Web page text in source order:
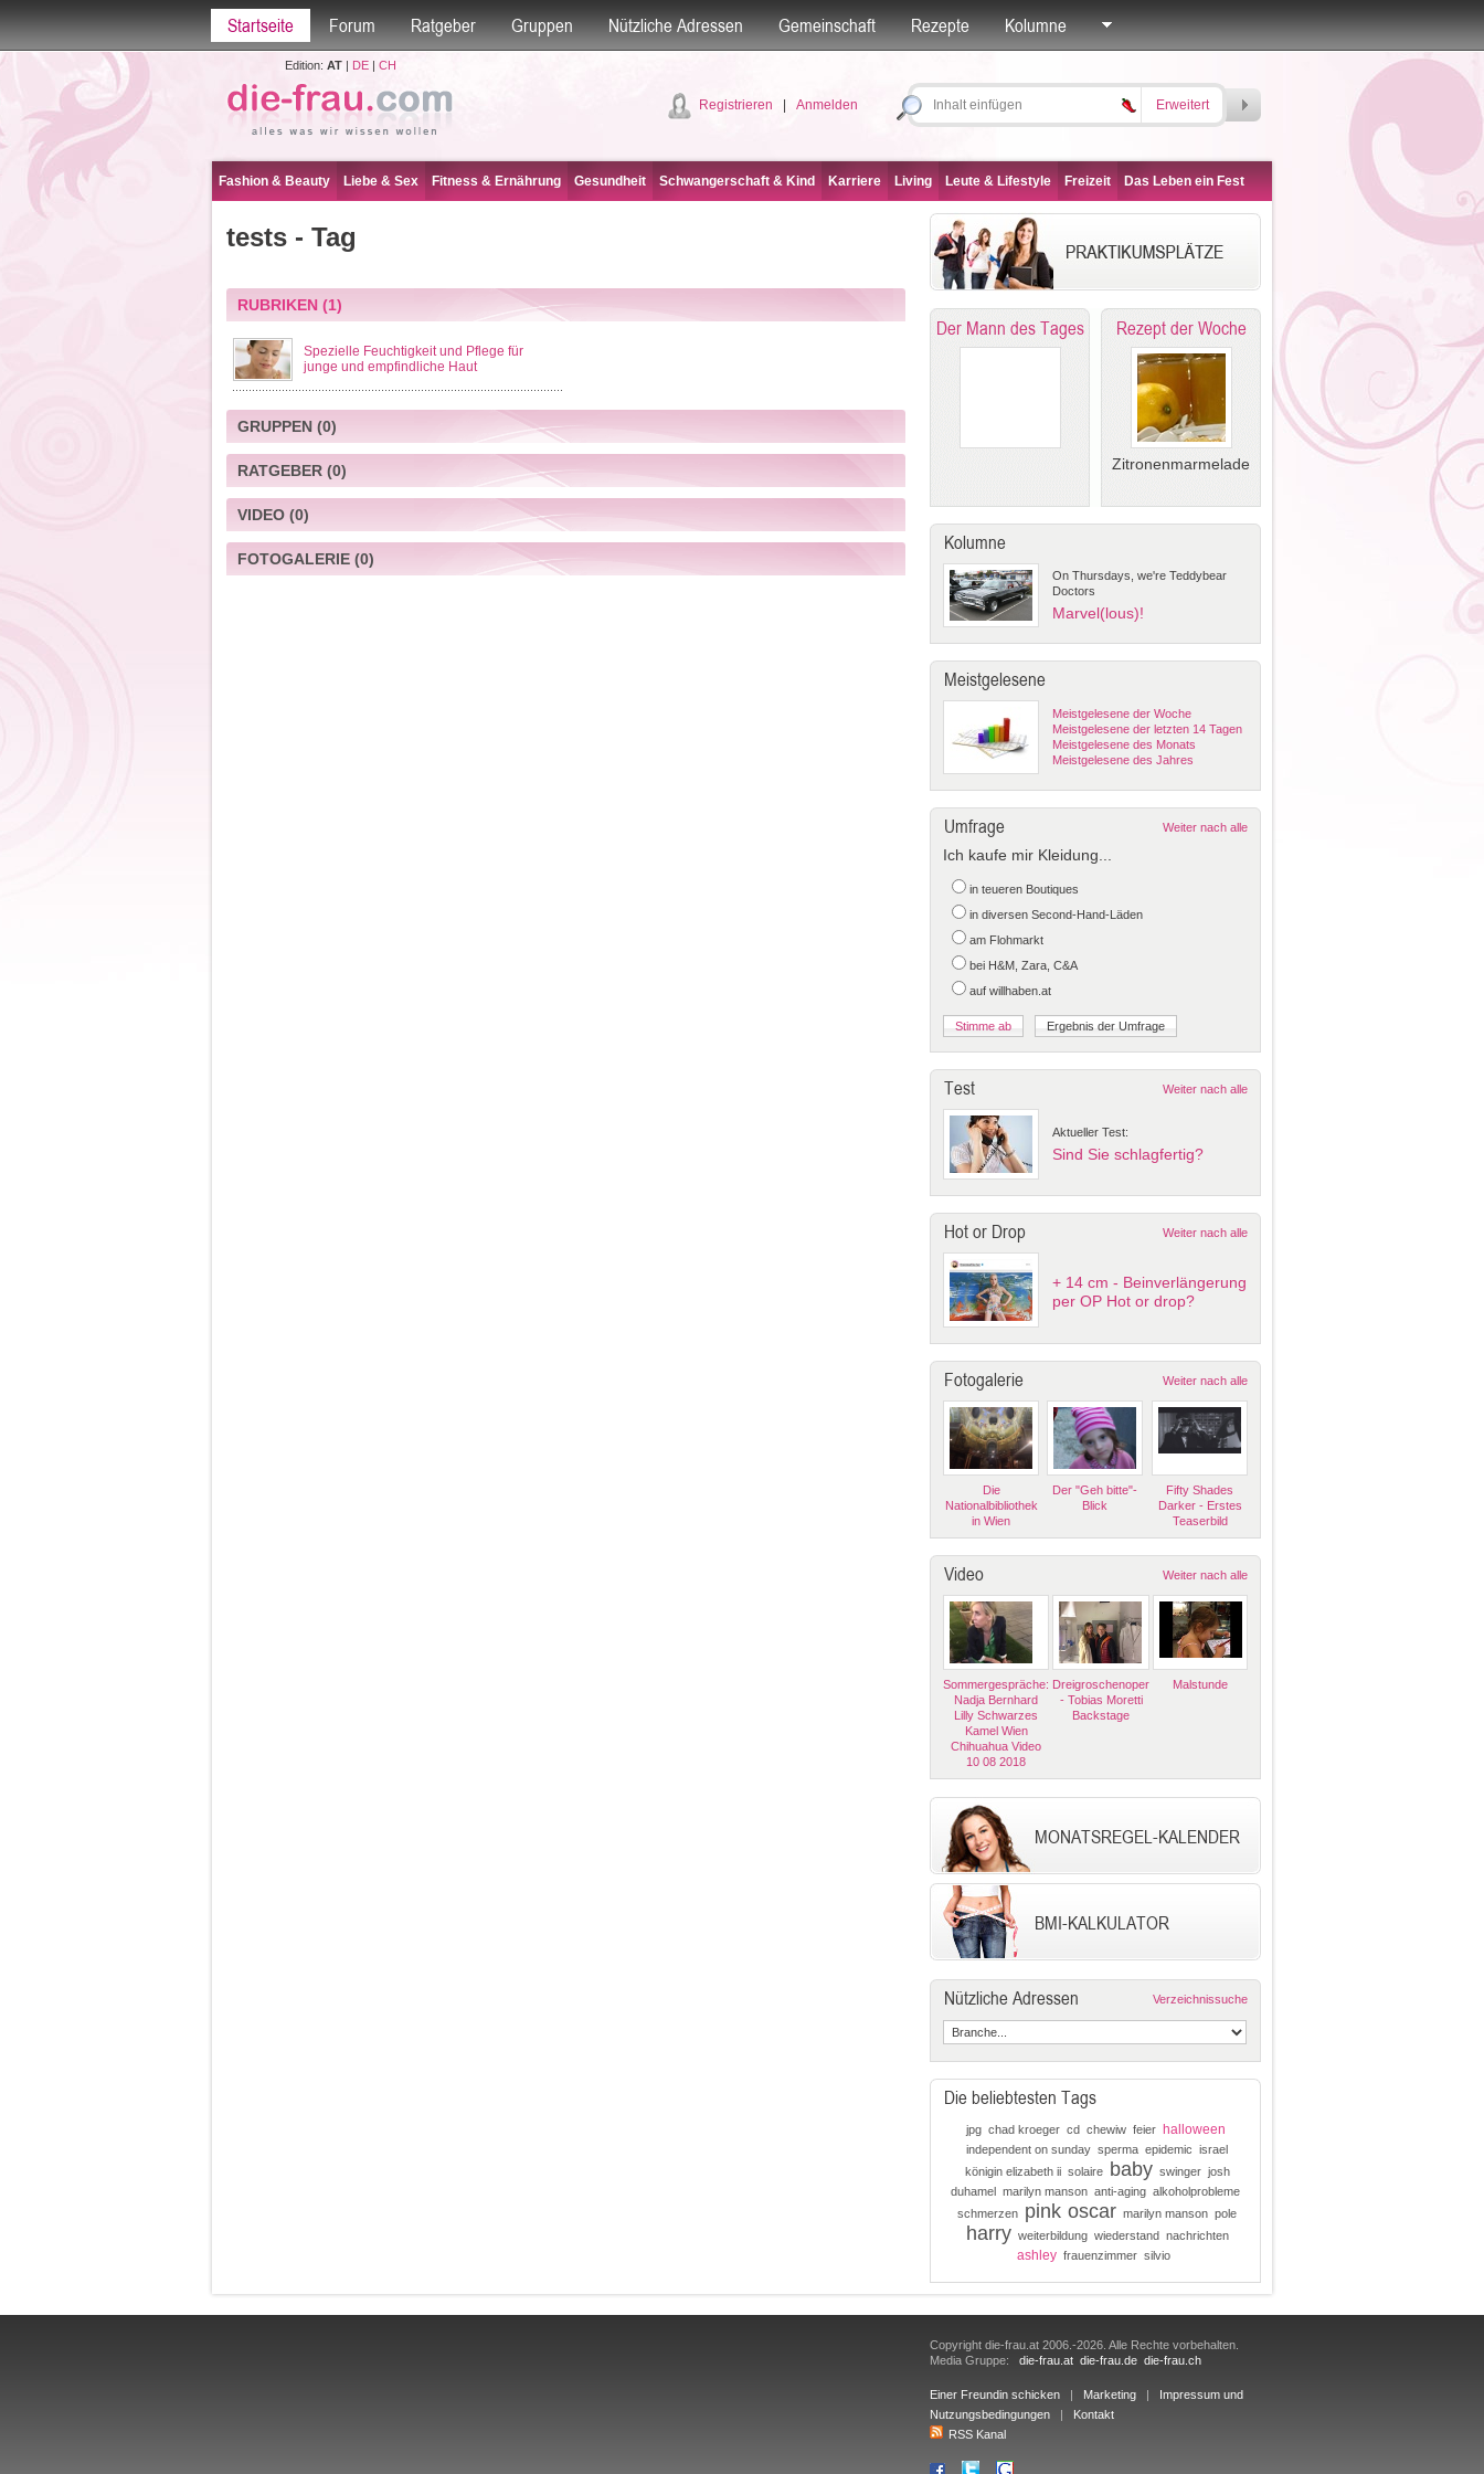
Startseite Forum Ratgeber Gruppen Nützliche Adressen Gemeinschaft Rezepte Kolumne
Edition: AT| DE| CH
Registrieren Anmelden Erweitert
Fashion & Beauty Liebe & Sex Fitness & Ernährung Gesundheit Schwangerschaft & Kind Karriere Living Leute & Lifestyle Freizeit Das Leben ein Fest
tests - Tag
RUBRIKEN(1)
Spezielle Feuchtigkeit und Pflege für
junge und empfindliche Haut
GRUPPEN(0)
RATGEBER(0)
VIDEO(0)
FOTOGALERIE(0)
Der Mann des Tages Rezept der Woche
Zitronenmarmelade
Kolumne
On Thursdays, we're Teddybear
Doctors
Marvel(lous)!
Meistgelesene
Meistgelesene der Woche
Meistgelesene der letzten 14 Tagen
Meistgelesene des Monats
Meistgelesene des Jahres
Umfrage Weiter nach alle
Ich kaufe mir Kleidung...
in teueren Boutiques
in diversen Second-Hand-Läden
am Flohmarkt
bei H&M, Zara, C&A
auf willhaben.at
Test Weiter nach alle
Aktueller Test:
Sind Sie schlagfertig?
Hot or Drop Weiter nach alle
+ 14 cm - Beinverlängerung
per OP Hot or drop?
Fotogalerie Weiter nach alle
Die
Nationalbibliothek
in Wien
Der "Geh bitte"-
Blick
Fifty Shades
Darker - Erstes
Teaserbild
Video Weiter nach alle
Sommergespräche:
Nadja Bernhard
Lilly Schwarzes
Kamel Wien
Chihuahua Video
10 08 2018
Dreigroschenoper
- Tobias Moretti
Backstage
Malstunde
MONATSREGEL-KALENDER
BMI-KALKULATOR
Nützliche Adressen Verzeichnissuche
Die beliebtesten Tags
jpg chad kroeger cd chewiw feier halloween
independent on sunday sperma epidemic israel
königin elizabeth ii solaire baby swinger josh
duhamel marilyn manson anti-aging alkoholprobleme
schmerzen pink oscar marilyn manson pole
harry weiterbildung wiederstand nachrichten
ashley frauenzimmer silvio
Copyright die-frau.at 2006.-2026. Alle Rechte vorbehalten.
Media Gruppe: die-frau.at die-frau.de die-frau.ch
Einer Freundin schicken | Marketing | Impressum und
Nutzungsbedingungen | Kontakt
RSS Kanal